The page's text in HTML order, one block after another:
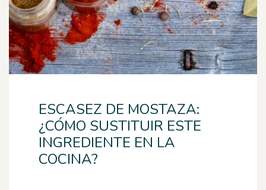
ESCASEZ DE MOSTAZA:
¿CÓMO SUSTITUIR ESTE
INGREDIENTE EN LA
COCINA?